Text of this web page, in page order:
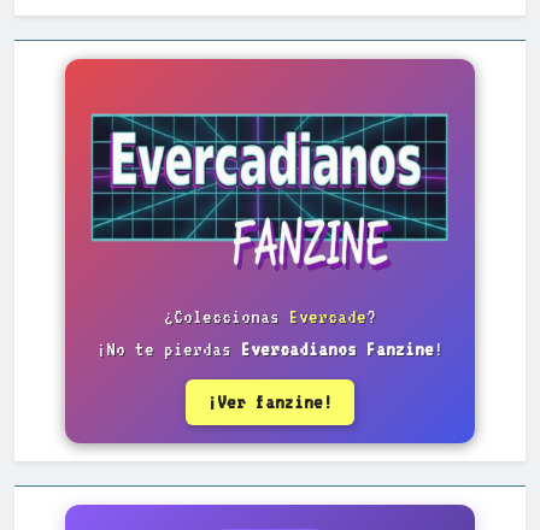
¿Coleccionas Evercade?
¡No te pierdas Evercadianos Fanzine!
¡Ver fanzine!